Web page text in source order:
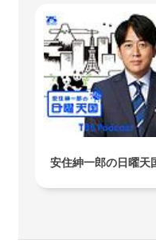
安住紳一郎の日曜天